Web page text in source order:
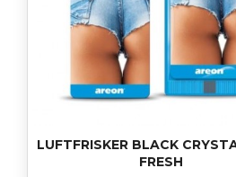
LUFTFRISKER BLACK
FRESH